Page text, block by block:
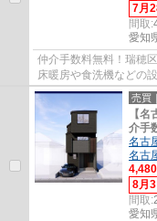
7月
間取:
愛知
仲介手数料無料！瑞穂
床暖房や食洗機などの
売買
【
介手
名古
名古
8月
間取:
愛知